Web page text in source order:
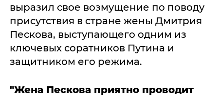
выразил свое возмущение по поводу
присутствия в стране жены Дмитрия
Пескова, выступающего одним из
ключевых соратников Путина и
защитником его режима.
"Жена Пескова приятно проводит